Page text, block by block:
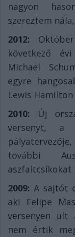
nagyon
szereztem
2012:
következő
Michael
egyre
Lewis
2010: Új
versenyt, a
további
aszfaltcsíkokat
2009: A sajtót
aki Felipe
versenyen ült
nem értik